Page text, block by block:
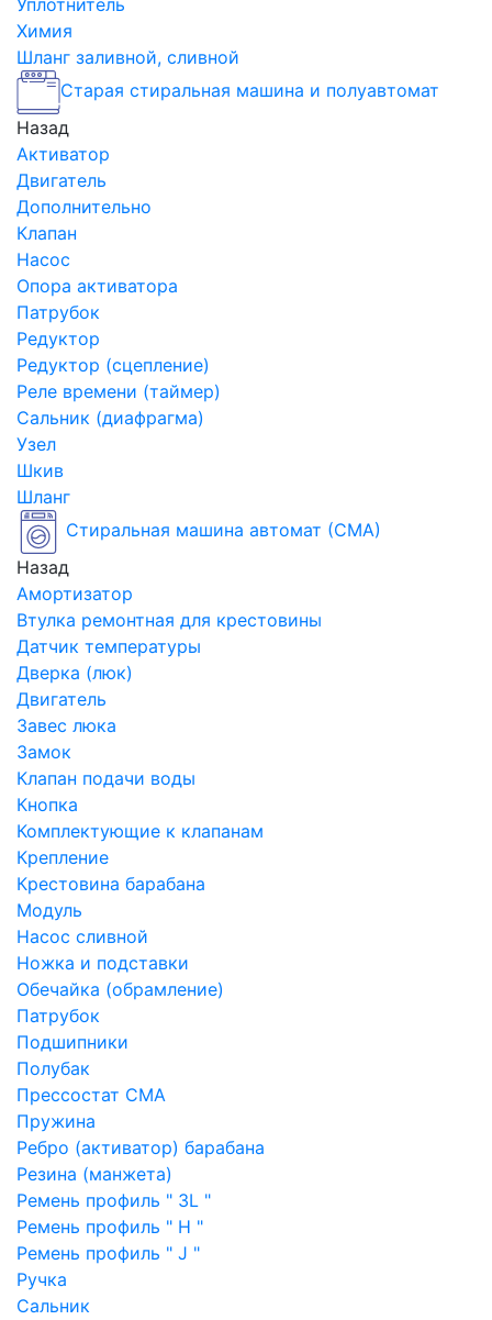
Уплотнитель
Химия
Шланг заливной, сливной
Старая стиральная машина и полуавтомат
Назад
Активатор
Двигатель
Дополнительно
Клапан
Насос
Опора активатора
Патрубок
Редуктор
Редуктор (сцепление)
Реле времени (таймер)
Сальник (диафрагма)
Узел
Шкив
Шланг
Стиральная машина автомат (СМА)
Назад
Амортизатор
Втулка ремонтная для крестовины
Датчик температуры
Дверка (люк)
Двигатель
Завес люка
Замок
Клапан подачи воды
Кнопка
Комплектующие к клапанам
Крепление
Крестовина барабана
Модуль
Насос сливной
Ножка и подставки
Обечайка (обрамление)
Патрубок
Подшипники
Полубак
Прессостат СМА
Пружина
Ребро (активатор) барабана
Резина (манжета)
Ремень профиль " 3L "
Ремень профиль " H "
Ремень профиль " J "
Ручка
Сальник